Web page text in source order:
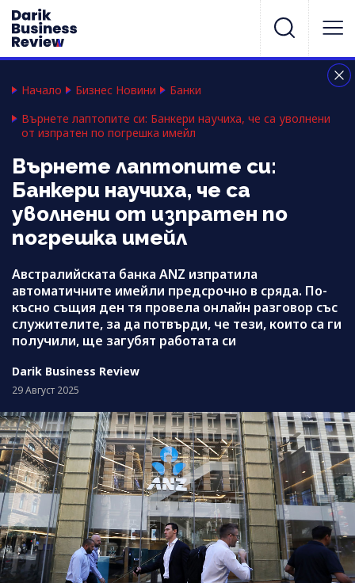
Начало Бизнес Новини
Банки
Върнете лаптопите си: Банкери научиха, че са уволнени
от изпратен по погрешка имейл
Върнете лаптопите си:
Банкери научиха, че са
уволнени от изпратен по
погрешка имейл
Австралийската банка ANZ изпратила
автоматичните имейли предсрочно в сряда. По-
късно същия ден тя провела онлайн разговор със
служителите, за да потвърди, че тези, които са ги
получили, ще загубят работата си
Darik Business Review
29 Август 2025